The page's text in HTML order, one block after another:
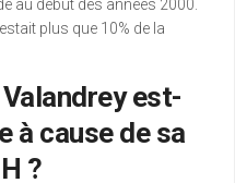
au début des années 2000.
plus que 10% de la
est-
à cause de sa
?